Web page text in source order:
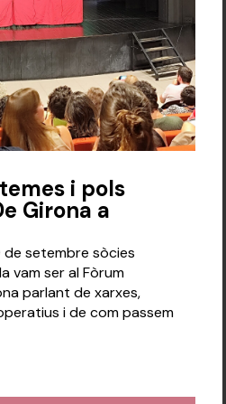
i pols
Girona a
de setembre sòcies
vam ser al Fòrum
parlant de xarxes,
i de com passem